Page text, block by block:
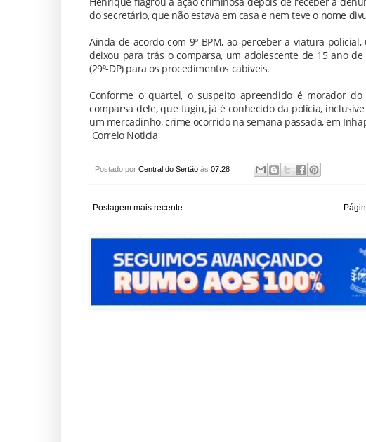
do secretário, que não estava em casa e nem teve o nome
Ainda de acordo com 9º-BPM, ao perceber a viatura
deixou para trás o comparsa, um adolescente de 15 ano
(29º-DP) para os procedimentos cabíveis.
Conforme o quartel, o suspeito apreendido é morador
comparsa dele, que fugiu, já é conhecido da polícia,
um mercadinho, crime ocorrido na semana passada, em
Correio Noticia
Postado por Central do Sertão às 07:28
Postagem mais recente